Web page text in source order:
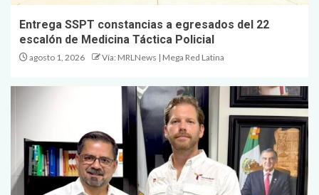
2
Fortalece Gobierno de
conservación con especialista
al frente de Caza y Pesca
Consolida Gobierno de
Tamaulipas al ITAVU con
experiencia y visión social
Entrega SSPT constancias a egresados del 22
escalón de Medicina Táctica Policial
agosto 1, 2026 Vía: MRLNews | Mega Red Latina